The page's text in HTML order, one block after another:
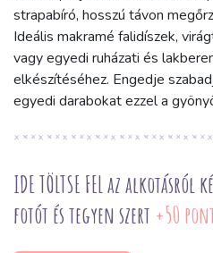
strapabíró, hosszú távon
Ideális makramé falidíszek,
vagy egyedi ruházati és
elkészítéséhez. Engedje
egyedi darabokat ezzel a
IDE TÖLTSE FEL az alkotásról
fotót és tegyen szert +50